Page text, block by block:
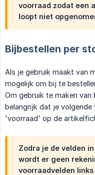
voorraad zodat een
loopt niet
Bijbestellen per
Als je gebruik maakt van
mogelijk om bij te
Om gebruik te maken
belangrijk dat je volgende
'voorraad' op de
Zodra je de velden
wordt er geen
voorraadvelden